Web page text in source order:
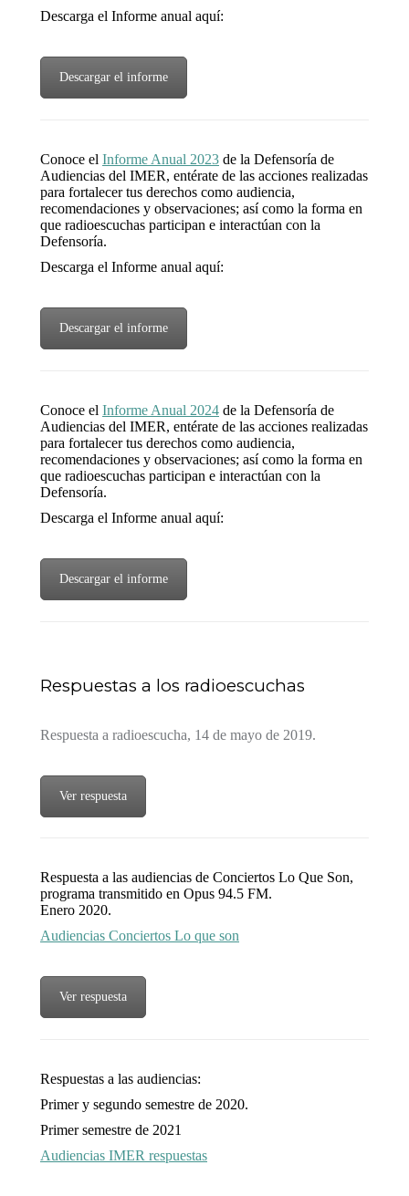
Descarga el Informe anual aquí:
Descargar el informe
Conoce el Informe Anual 2023 de la Defensoría de
Audiencias del IMER, entérate de las acciones realizadas
para fortalecer tus derechos como audiencia,
recomendaciones y observaciones; así como la forma en
que radioescuchas participan e interactúan con la
Defensoría.
Descarga el Informe anual aquí:
Descargar el informe
Conoce el Informe Anual 2024 de la Defensoría de
Audiencias del IMER, entérate de las acciones realizadas
para fortalecer tus derechos como audiencia,
recomendaciones y observaciones; así como la forma en
que radioescuchas participan e interactúan con la
Defensoría.
Descarga el Informe anual aquí:
Descargar el informe
Respuestas a los radioescuchas
Respuesta a radioescucha, 14 de mayo de 2019.
Ver respuesta
Respuesta a las audiencias de Conciertos Lo Que Son,
programa transmitido en Opus 94.5 FM.
Enero 2020.
Audiencias Conciertos Lo que son
Ver respuesta
Respuestas a las audiencias:
Primer y segundo semestre de 2020.
Primer semestre de 2021
Audiencias IMER respuestas